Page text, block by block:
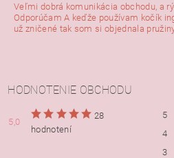
Veľmi dobrá komunikácia obchodu, a
Odporúčam A keďže používam kočík
už zničené tak som si objednala
HODNOTENIE OBCHODU
5,0
28
hodnotení
5
4
3